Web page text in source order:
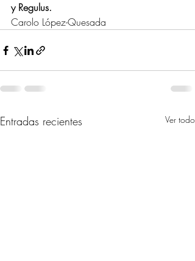
y Regulus.
Carolo López-Quesada
Entradas recientes Ver todo